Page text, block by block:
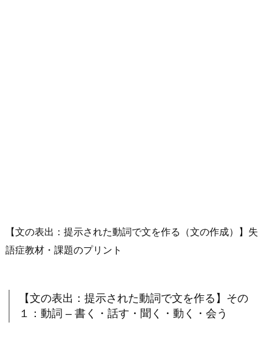
【文の表出：提示された動詞で文を作る（文の作成）】失
語症教材・課題のプリント
【文の表出：提示された動詞で文を作る】その
１：動詞 – 書く・話す・聞く・動く・会う